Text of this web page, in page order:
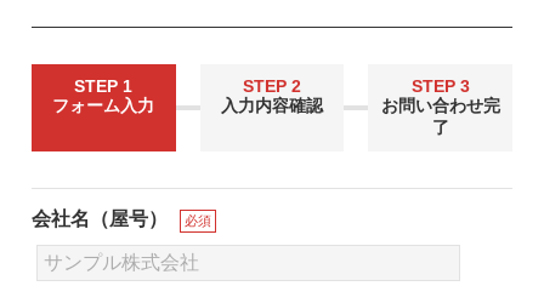
STEP 1
フォーム入力
STEP 2
入力内容確認
STEP 3
お問い合わせ完
了
会社名（屋号） 必須